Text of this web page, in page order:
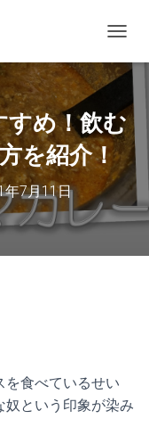
ビ
ゲ
シ
ョ
を
切
替
すめ！飲む
を紹介！
年7月11日
を食べているせい
奴という印象が染み